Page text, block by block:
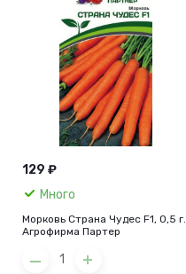
129 ₽
Много
Морковь Страна Чудес F1, 0,5 г.
Агрофирма Партер